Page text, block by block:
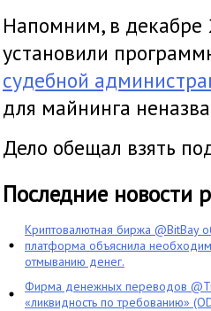
Напомним, в декабре
установили
судебной
для майнинга
Дело обещал взять
Последние новости
Криптовалютная биржа @BitBay
платформа объяснила
отмыванию денег.
Фирма денежных переводов
«ликвидность по требованию»